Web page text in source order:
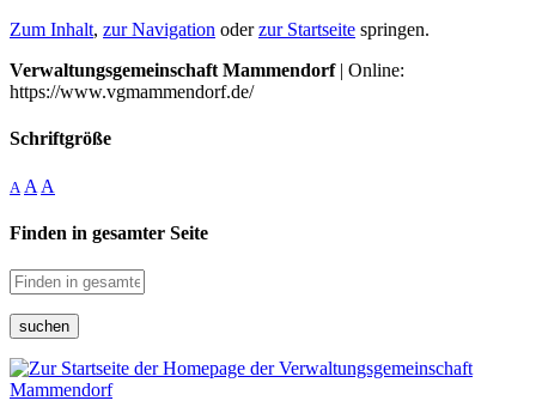
Zum Inhalt, zur Navigation oderzur Startseite springen.
Verwaltungsgemeinschaft Mammendorf| Online:
https://www.vgmammendorf.de/
Schriftgröße
A A A
Finden in gesamter Seite
suchen